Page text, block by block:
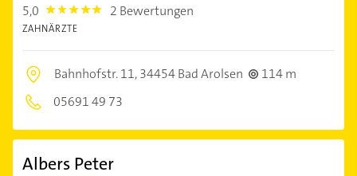
5,0 5.0 2 Bewertungen
ZAHNÄRZTE
Bahnhofstr. 11,34454 Bad Arolsen
114 m
05691 49 73
Albers Peter